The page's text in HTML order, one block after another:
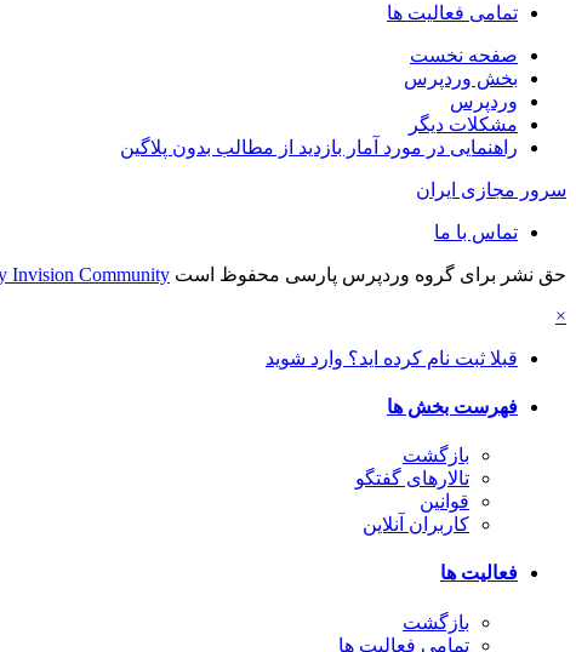
تمامی فعالیت ها
صفحه نخست
بخش وردپرس
وردپرس
مشکلات دیگر
راهنمایی در مورد آمار بازدید از مطالب بدون پلاگین
سرور مجازی ایران
تماس با ما
حق نشر برای گروه وردپرس پارسی محفوظ است Invision Community
×
قبلا ثبت نام کرده اید؟ وارد شوید
فهرست بخش ها
بازگشت
تالارهای گفتگو
قوانین
کاربران آنلاین
فعالیت ها
بازگشت
تمامی فعالیت ها